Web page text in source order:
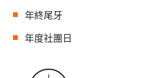
年終尾牙
年度社團日